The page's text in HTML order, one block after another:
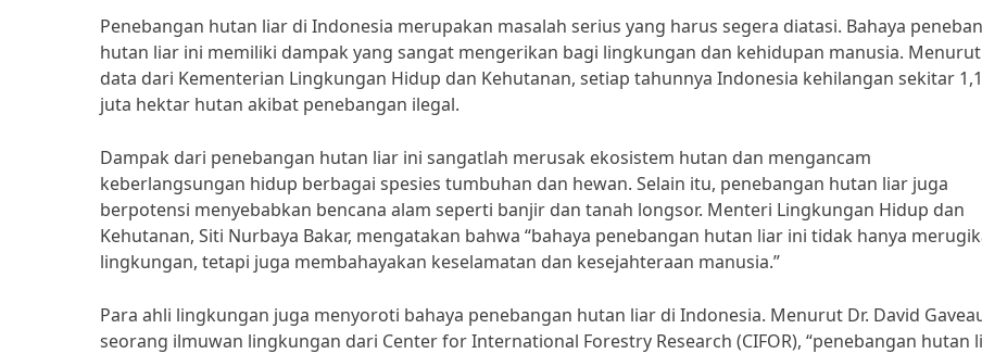
Penebangan hutan liar di Indonesia merupakan masalah serius yang harus segera diatasi. Bahaya
hutan liar ini memiliki dampak yang sangat mengerikan bagi lingkungan dan kehidupan manusia. Menurut
data dari Kementerian Lingkungan Hidup dan Kehutanan, setiap tahunnya Indonesia kehilangan sekitar 1,1
juta hektar hutan akibat penebangan ilegal.
Dampak dari penebangan hutan liar ini sangatlah merusak ekosistem hutan dan mengancam
keberlangsungan hidup berbagai spesies tumbuhan dan hewan. Selain itu, penebangan hutan liar juga
berpotensi menyebabkan bencana alam seperti banjir dan tanah longsor. Menteri Lingkungan Hidup dan
Kehutanan, Siti Nurbaya Bakar, mengatakan bahwa “bahaya penebangan hutan liar ini tidak hanya
lingkungan, tetapi juga membahayakan keselamatan dan kesejahteraan manusia.”
Para ahli lingkungan juga menyoroti bahaya penebangan hutan liar di Indonesia. Menurut Dr. David
seorang ilmuwan lingkungan dari Center for International Forestry Research (CIFOR), “penebangan hutan